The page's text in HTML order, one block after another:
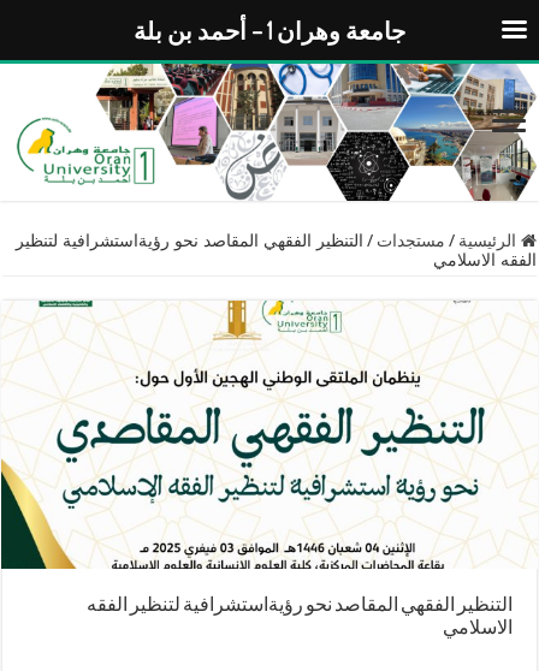
الرئيسية / مستجدات / التنظير الفقهي المقاصد نحو رؤيةاستشرافية لتنظير
الفقه الاسلامي
التنظير الفقهي المقاصد نحو رؤيةاستشرافية لتنظير الفقه
الاسلامي
جامعة وهران 1 – أحمد بن بلة